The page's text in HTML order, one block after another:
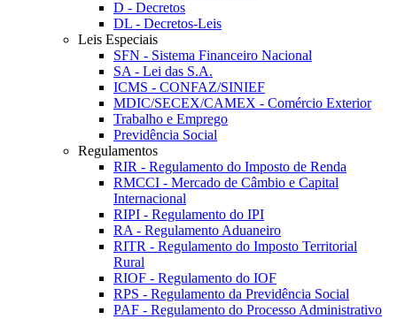
D - Decretos
DL - Decretos-Leis
Leis Especiais
SFN - Sistema Financeiro Nacional
SA - Lei das S.A.
ICMS - CONFAZ/SINIEF
MDIC/SECEX/CAMEX - Comércio Exterior
Trabalho e Emprego
Previdência Social
Regulamentos
RIR - Regulamento do Imposto de Renda
RMCCI - Mercado de Câmbio e Capital
Internacional
RIPI - Regulamento do IPI
RA - Regulamento Aduaneiro
RITR - Regulamento do Imposto Territorial
Rural
RIOF - Regulamento do IOF
RPS - Regulamento da Previdência Social
PAF - Regulamento do Processo Administrativo